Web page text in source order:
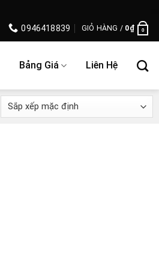
0946418839 GIỎ HÀNG / 0₫ 0
Bảng Giá Liên Hệ